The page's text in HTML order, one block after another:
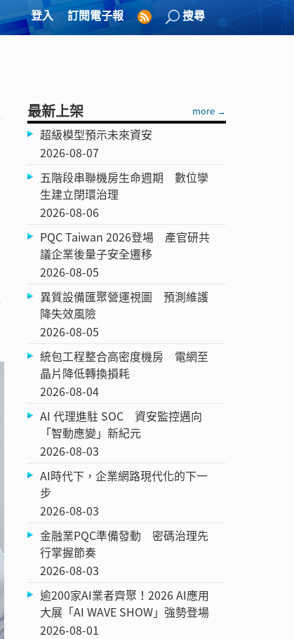
登入 訂閱電子報 搜尋
最新上架 more →
超級模型預示未來資安
2026-08-07
五階段串聯機房生命週期 數位孿
生建立閉環治理
2026-08-06
PQC Taiwan 2026登場 產官研共
議企業後量子安全遷移
2026-08-05
異質設備匯聚營運視圖 預測維護
降失效風險
2026-08-05
統包工程整合高密度機房 電網至
晶片降低轉換損耗
2026-08-04
AI 代理進駐 SOC 資安監控邁向
「智動應變」新紀元
2026-08-03
AI時代下，企業網路現代化的下一
步
2026-08-03
金融業PQC準備發動 密碼治理先
行掌握節奏
2026-08-03
逾200家AI業者齊聚！2026 AI應用
大展「AI WAVE SHOW」強勢登場
2026-08-01